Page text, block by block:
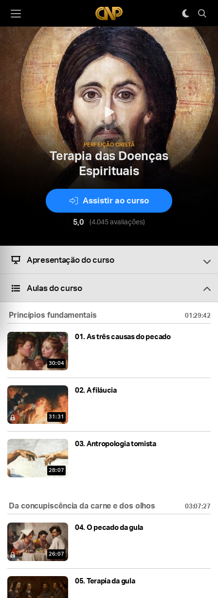
PERFEIÇÃO CRISTÃ
Terapia das Doenças
Espirituais
Assistir ao curso
5,0 (4.045 avaliações)
Apresentação do curso
Aulas do curso
Princípios fundamentais 01:29:42
30:04
01. As três causas do pecado
31:31
02. A filáucia
28:07
03. Antropologia tomista
Da concupiscência da carne e dos olhos 03:07:27
26:07
04. O pecado da gula
05. Terapia da gula